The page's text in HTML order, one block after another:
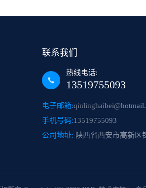
联系我们
热线电话:
13519755093
电子邮箱:
手机号码:13519755093
公司地址: 陕西省西安市高新区